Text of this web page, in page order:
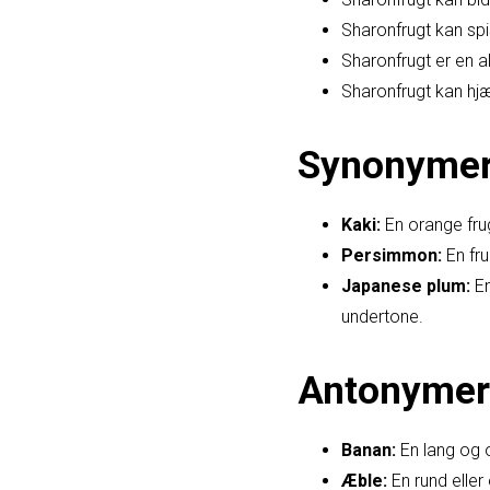
Sharonfrugt kan
Sharonfrugt er en
Sharonfrugt kan
Kaki: En orange
Persimmon: En
Japanese plum:
undertone.
Antonymer
Banan: En lang
Æble: En rund